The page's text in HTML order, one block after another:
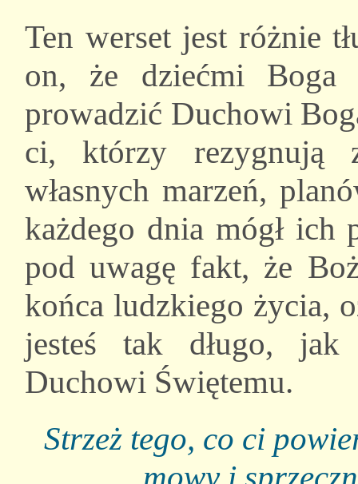
Ten werset jest różnie
on, że dziećmi
prowadzić Duchowi
ci, którzy rezygnują
własnych marzeń,
każdego dnia mógł ich
pod uwagę fakt, że
końca ludzkiego życia,
jesteś tak długo, jak
Duchowi Świętemu.
Strzeż tego, co ci